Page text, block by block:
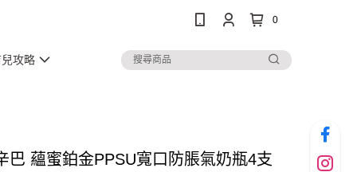
0
攻略
巴 蘊蜜鉑金PPSU寬口防脹氣奶瓶4支